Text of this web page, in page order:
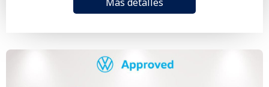
Más detalles